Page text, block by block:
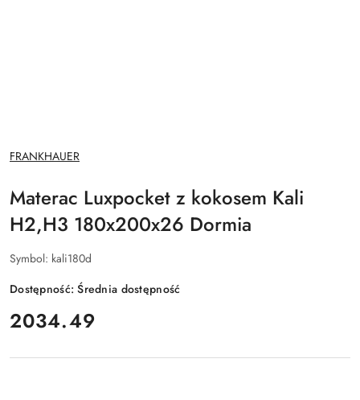
NAZWA
PRODUCENTA:
FRANKHAUER
Materac Luxpocket z kokosem Kali
H2,H3 180x200x26 Dormia
Symbol: kali180d
Dostępność:Średnia dostępność
cena:
2034.49